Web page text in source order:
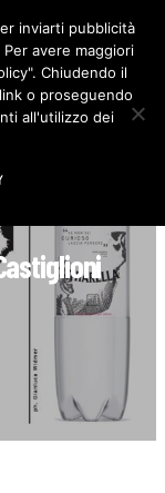
F
c
e
b
o
I
n
s
t
inviarti pubblicità
avere maggiori
Chiudendo il
o proseguendo
all'utilizzo dei